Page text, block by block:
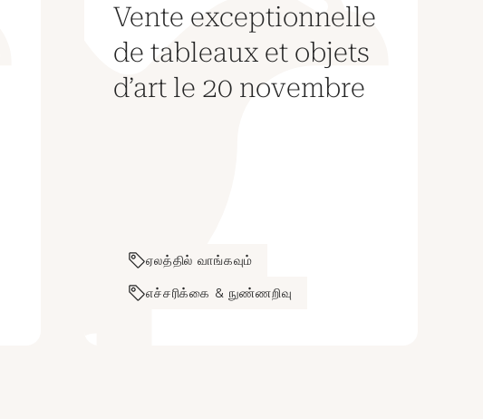
Vente exceptionnelle
de tableaux et objets
d’art le 20 novembre
ஏலத்தில் வாங்கவும்
எச்சரிக்கை & நுண்ணறிவு